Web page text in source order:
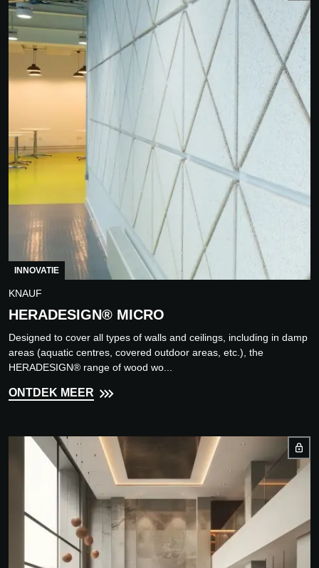
INNOVATIE
KNAUF
HERADESIGN® MICRO
Designed to cover all types of walls and ceilings, including in damp
areas (aquatic centres, covered outdoor areas, etc.), the
HERADESIGN® range of wood wo...
ONTDEK MEER